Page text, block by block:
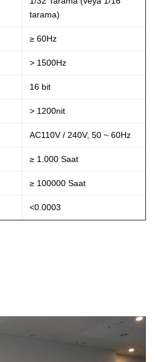
tarama)
≥ 60Hz
> 1500Hz
16 bit
> 1200nit
AC110V / 240V, 50 ~ 60Hz
≥ 1.000 Saat
≥ 100000 Saat
<0.0003